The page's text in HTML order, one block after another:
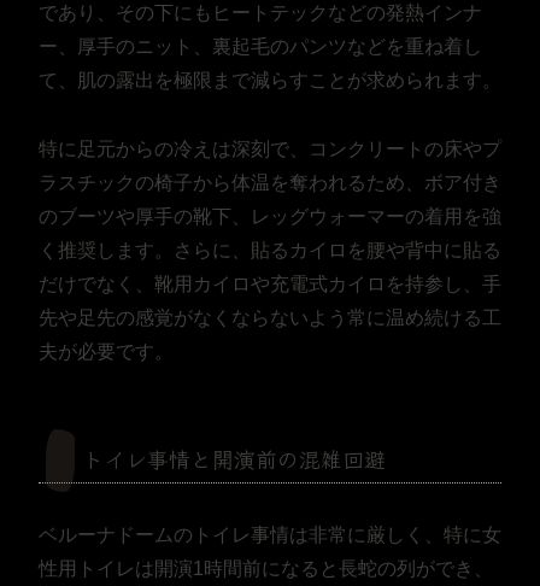
であり、その下にもヒートテックなどの発熱インナ
ー、厚手のニット、裏起毛のパンツなどを重ね着し
て、肌の露出を極限まで減らすことが求められます。
特に足元からの冷えは深刻で、コンクリートの床やプ
ラスチックの椅子から体温を奪われるため、ボア付き
のブーツや厚手の靴下、レッグウォーマーの着用を強
く推奨します。さらに、貼るカイロを腰や背中に貼る
だけでなく、靴用カイロや充電式カイロを持参し、手
先や足先の感覚がなくならないよう常に温め続ける工
夫が必要です。
トイレ事情と開演前の混雑回避
ベルーナドームのトイレ事情は非常に厳しく、特に女
性用トイレは開演1時間前になると長蛇の列ができ、